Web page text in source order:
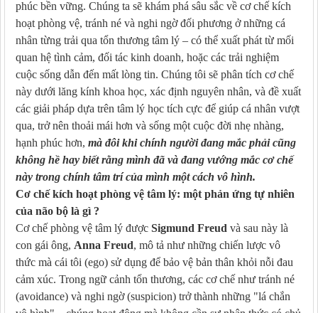
phúc bền vững. Chúng ta sẽ khám phá sâu sắc về cơ chế kích
hoạt phòng vệ, tránh né và nghi ngờ đối phương ở những cá
nhân từng trải qua tổn thương tâm lý – có thể xuất phát từ mối
quan hệ tình cảm, đối tác kinh doanh, hoặc các trải nghiệm
cuộc sống dẫn đến mất lòng tin. Chúng tôi sẽ phân tích cơ chế
này dưới lăng kính khoa học, xác định nguyên nhân, và đề xuất
các giải pháp dựa trên tâm lý học tích cực để giúp cá nhân vượt
qua, trở nên thoải mái hơn và sống một cuộc đời nhẹ nhàng,
hạnh phúc hơn, mà đôi khi chính người đang mắc phải cũng
không hề hay biết rằng mình đã và đang vướng mắc cơ chế
này trong chính tâm trí của mình một cách vô hình.
Cơ chế kích hoạt phòng vệ tâm lý: một phản ứng tự nhiên
của não bộ là gì ?
Cơ chế phòng vệ tâm lý được Sigmund Freud và sau này là
con gái ông, Anna Freud, mô tả như những chiến lược vô
thức mà cái tôi (ego) sử dụng để bảo vệ bản thân khỏi nỗi đau
cảm xúc. Trong ngữ cảnh tổn thương, các cơ chế như tránh né
(avoidance) và nghi ngờ (suspicion) trở thành những "lá chắn